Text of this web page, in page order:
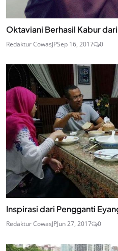
Oktaviani Berhasil Kabur
Redaktur CowasJPSep 16, 2017 0
Inspirasi dari Pengganti
Redaktur CowasJPJun 27, 2017 0